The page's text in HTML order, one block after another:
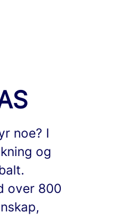
noe? I
og
over 800